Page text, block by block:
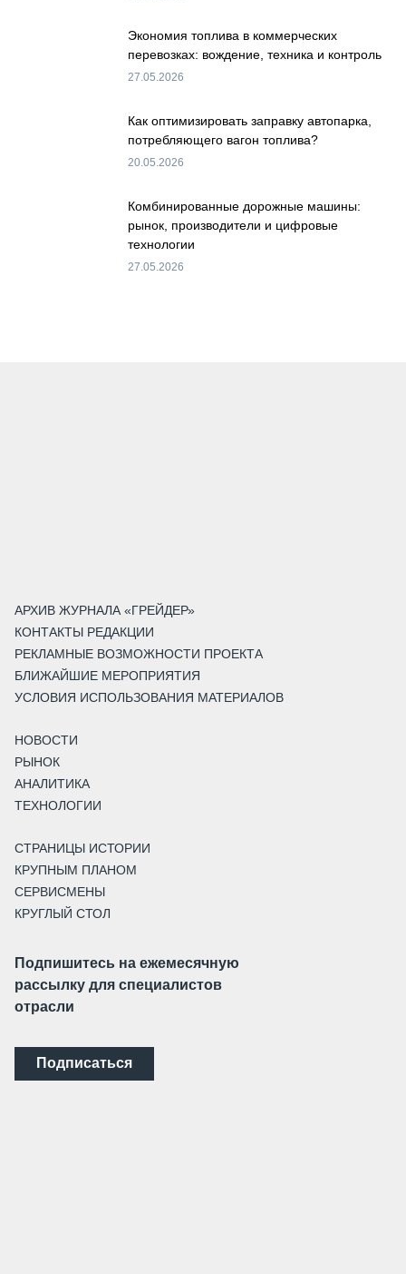
Экономия топлива в коммерческих
перевозках: вождение, техника и контроль
27.05.2026
Как оптимизировать заправку автопарка,
потребляющего вагон топлива?
20.05.2026
Комбинированные дорожные машины:
рынок, производители и цифровые
технологии
27.05.2026
АРХИВ ЖУРНАЛА «ГРЕЙДЕР»
КОНТАКТЫ РЕДАКЦИИ
РЕКЛАМНЫЕ ВОЗМОЖНОСТИ ПРОЕКТА
БЛИЖАЙШИЕ МЕРОПРИЯТИЯ
УСЛОВИЯ ИСПОЛЬЗОВАНИЯ МАТЕРИАЛОВ
НОВОСТИ
РЫНОК
АНАЛИТИКА
ТЕХНОЛОГИИ
СТРАНИЦЫ ИСТОРИИ
КРУПНЫМ ПЛАНОМ
СЕРВИСМЕНЫ
КРУГЛЫЙ СТОЛ
Подпишитесь на ежемесячную
рассылку для специалистов
отрасли
Подписаться